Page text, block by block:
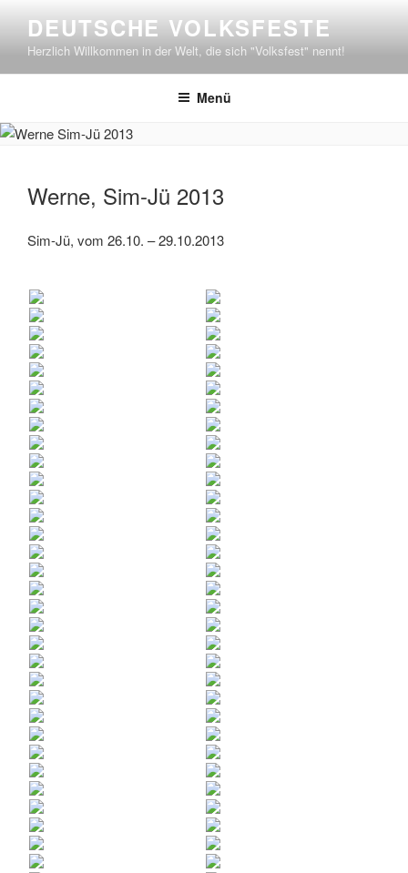
springen
DEUTSCHE VOLKSFESTE
Herzlich Willkommen in der Welt, die sich "Volksfest" nennt!
Menü
Werne, Sim-Jü 2013
Sim-Jü, vom 26.10. – 29.10.2013